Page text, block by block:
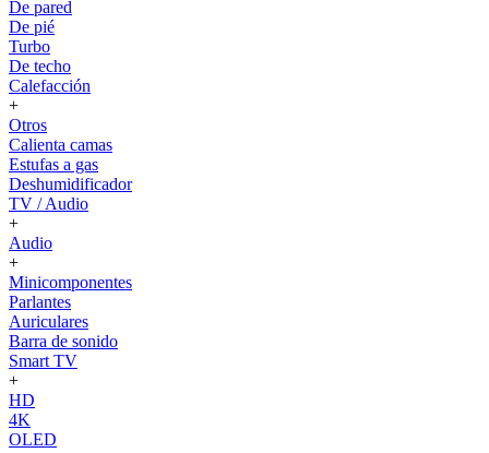
De pared
De pié
Turbo
De techo
Calefacción
+
Otros
Calienta camas
Estufas a gas
Deshumidificador
TV / Audio
+
Audio
+
Minicomponentes
Parlantes
Auriculares
Barra de sonido
Smart TV
+
HD
4K
OLED